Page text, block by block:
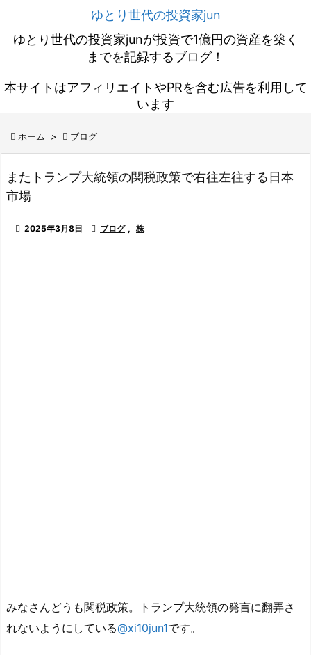
ゆとり世代の投資家jun
ゆとり世代の投資家junが投資で1億円の資産を築く
までを記録するブログ！
本サイトはアフィリエイトやPRを含む広告を利用して
います
 ホーム >  ブログ
またトランプ大統領の関税政策で右往左往する日本
市場
 2025年3月8日  ブログ , 株
みなさんどうも関税政策。トランプ大統領の発言に翻弄さ
れないようにしている@xi10jun1です。